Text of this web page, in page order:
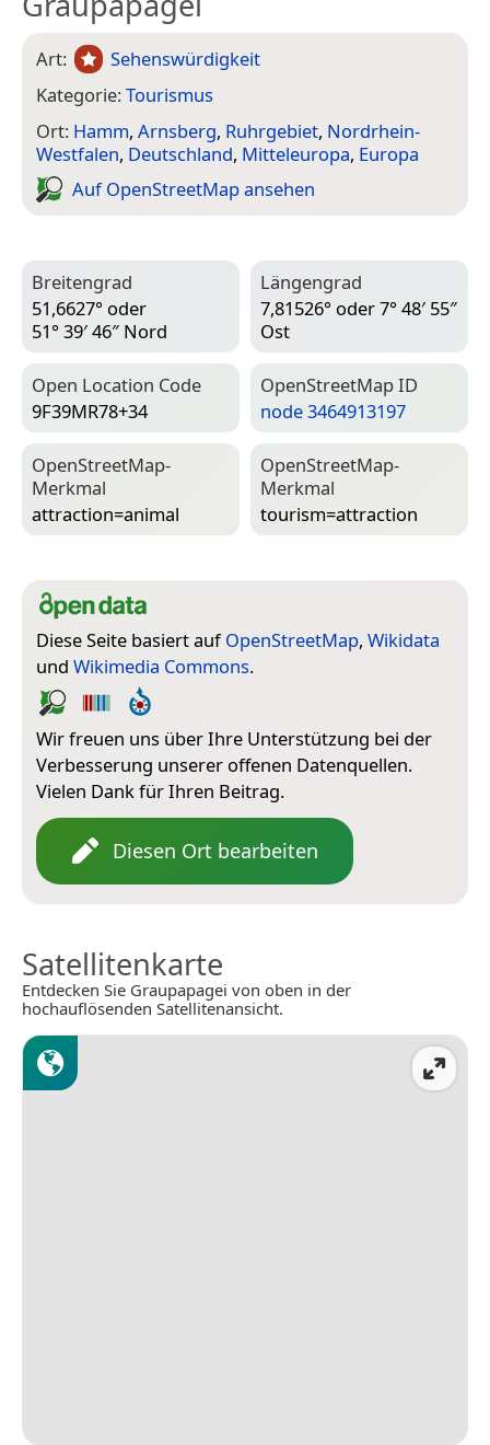
Art:
Sehenswürdigkeit
Kategorie:Tourismus
Ort: Hamm, Arnsberg, Ruhrgebiet, Nordrhein-
Westfalen, Deutschland, Mitteleuropa, Europa
Auf Open­Street­Map ansehen
Breitengrad
51,6627° oder
51° 39′ 46″ Nord
Längengrad
7,81526° oder 7° 48′ 55″
Ost
Open Location Code
9F39MR78+34
Open­Street­Map ID
node 3464913197
Open­Street­Map-
Merkmal
attraction=­animal
Open­Street­Map-
Merkmal
tourism=­attraction
Diese Seite basiert aufOpenStreetMap, Wikidata
und Wikimedia Commons.
Wir freuen uns über Ihre Unterstützung bei der
Verbesserung unserer offenen Datenquellen.
Vielen Dank für Ihren Beitrag.
Diesen Ort bearbeiten
Satellitenkarte
Entdecken Sie Graupapagei von oben in der
hochauflösenden Satellitenansicht.